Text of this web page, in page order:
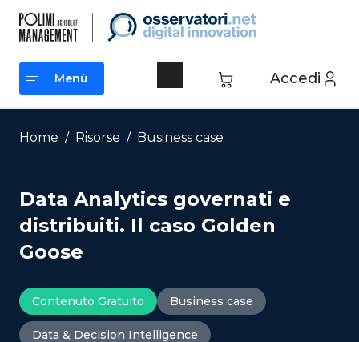
contenuto
Accedi
Menù
Menù
Home / Risorse / Business case
Data Analytics governati e
distribuiti. Il caso Golden
Goose
Contenuto Gratuito Business case
Data & Decision Intelligence